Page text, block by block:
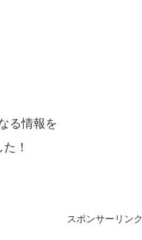
る情報を
！
スポンサーリンク